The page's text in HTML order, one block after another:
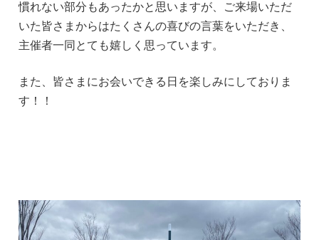
慣れない部分もあったかと思いますが、ご来場いただ
いた皆さまからはたくさんの喜びの言葉をいただき、
主催者一同とても嬉しく思っています。
また、皆さまにお会いできる日を楽しみにしておりま
す！！